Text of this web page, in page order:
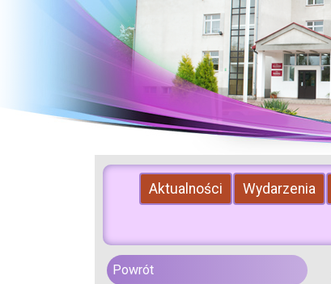
Aktualności Wydarzenia
Powrót